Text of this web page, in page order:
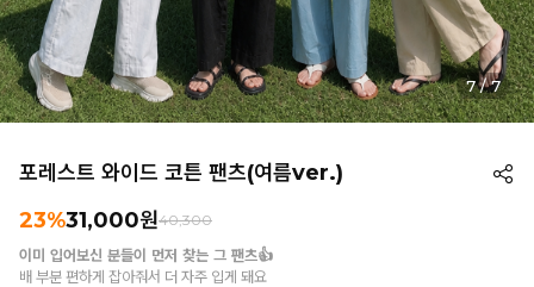
7 / 7
포레스트 와이드 코튼 팬츠(여름ver.)
23%31,000원40,300
이미 입어보신 분들이 먼저 찾는 그 팬츠👍
배 부분 편하게 잡아줘서 더 자주 입게 돼요